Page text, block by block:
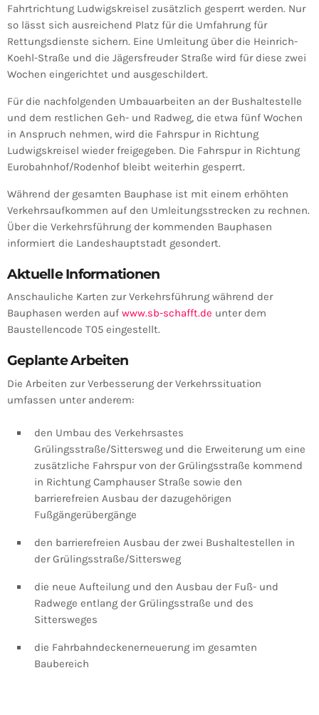
Fahrtrichtung Ludwigskreisel zusätzlich gesperrt werden. Nur
so lässt sich ausreichend Platz für die Umfahrung für
Rettungsdienste sichern. Eine Umleitung über die Heinrich-
Koehl-Straße und die Jägersfreuder Straße wird für diese zwei
Wochen eingerichtet und ausgeschildert.
Für die nachfolgenden Umbauarbeiten an der Bushaltestelle
und dem restlichen Geh- und Radweg, die etwa fünf Wochen
in Anspruch nehmen, wird die Fahrspur in Richtung
Ludwigskreisel wieder freigegeben. Die Fahrspur in Richtung
Eurobahnhof/Rodenhof bleibt weiterhin gesperrt.
Während der gesamten Bauphase ist mit einem erhöhten
Verkehrsaufkommen auf den Umleitungsstrecken zu rechnen.
Über die Verkehrsführung der kommenden Bauphasen
informiert die Landeshauptstadt gesondert.
Aktuelle Informationen
Anschauliche Karten zur Verkehrsführung während der
Bauphasen werden auf www.sb-schafft.de unter dem
Baustellencode T05 eingestellt.
Geplante Arbeiten
Die Arbeiten zur Verbesserung der Verkehrssituation
umfassen unter anderem:
den Umbau des Verkehrsastes
Grülingsstraße/Sittersweg und die Erweiterung um eine
zusätzliche Fahrspur von der Grülingsstraße kommend
in Richtung Camphauser Straße sowie den
barrierefreien Ausbau der dazugehörigen
Fußgängerübergänge
den barrierefreien Ausbau der zwei Bushaltestellen in
der Grülingsstraße/Sittersweg
die neue Aufteilung und den Ausbau der Fuß- und
Radwege entlang der Grülingsstraße und des
Sittersweges
die Fahrbahndeckenerneuerung im gesamten
Baubereich